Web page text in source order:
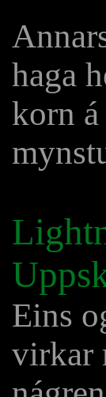
haga
korn
Eins
virkar